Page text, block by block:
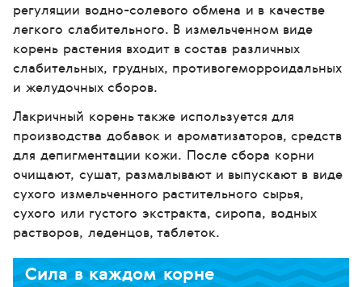
регуляции водно-солевого обмена и в качестве
легкого слабительного. В измельченном виде
корень растения входит в состав различных
слабительных, грудных, противогеморроидальных
и желудочных сборов.
Лакричный корень также используется для
производства добавок и ароматизаторов, средств
для депигментации кожи. После сбора корни
очищают, сушат, размалывают и выпускают в виде
сухого измельченного растительного сырья,
сухого или густого экстракта, сиропа, водных
растворов, леденцов, таблеток.
Сила в каждом корне